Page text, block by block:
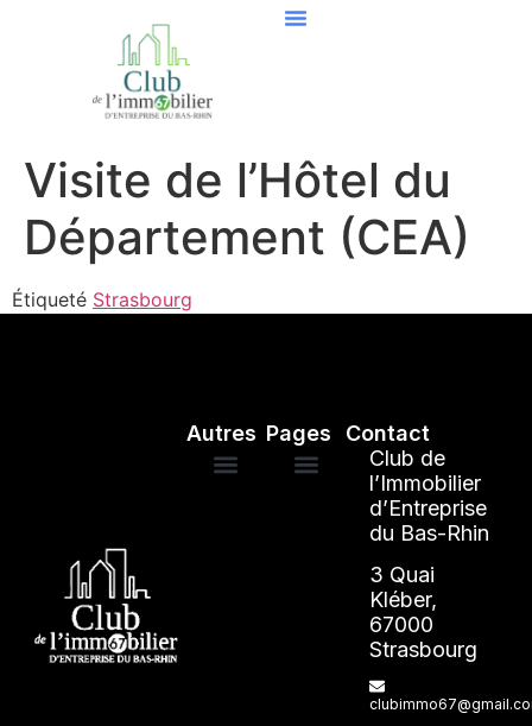
Visite de l’Hôtel du
Département (CEA)
Étiqueté Strasbourg
Pages
Autres
Contact
Club de
l’Immobilier
d’Entreprise
du Bas-Rhin
3 Quai
Kléber,
67000
Strasbourg